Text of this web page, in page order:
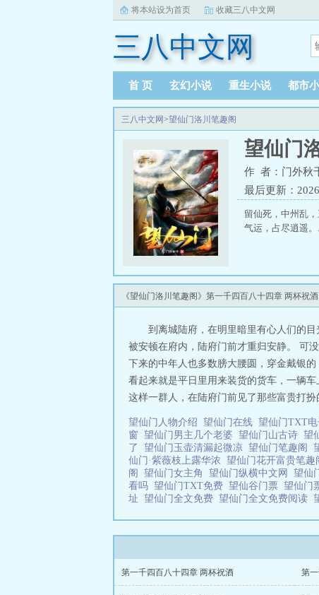
将本站设为首页 收藏三八中文网
三八中文网
首 页 玄幻小说 重生小说 都市
三八中文网>望仙门洛川笔趣阁
望仙门
作 者：门外秋
最后更新：
留仙死，中州乱
气运，占尽逍遥。
《望仙门洛川笔趣阁》第一千四百八十四章 两杯祝酒
到离城陆府，在明里暗里有心人们的
被安顿在府内，陆府门前才重归安静。 可
下来的中年人也多数膀大腰圆，穿金戴银
看起来就是平日里用来装货的货车，一辆
这样一群人，在陆府门前见了那些富贵打
望仙门人物介绍 望仙门在线 望仙门TXT
窗 望仙门男主几个老婆 望仙门山古诗 望
了 望仙门玉壶清漏起微凉 望仙门笔趣阁
仙门·紫薇枝上露华浓 望仙门花开富贵笔趣
阁 望仙门女主角 望仙门纵横中文网 望仙
看吗 望仙门TXT免费 望仙谷门票 望仙门
址 望仙门全文免费 望仙门全文免费阅读
第一千四百八十四章 两杯祝酒 第